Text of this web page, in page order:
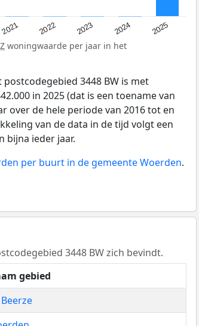
2021 2022 2023 2024 2025
woningwaarde per jaar in het
3448 BW is met
in 2025 (dat is een toename van
over de hele periode van 2016 tot en
van de data in de tijd volgt een
bijna ieder jaar.
per buurt in de gemeente Woerden.
3448 BW zich bevindt.
gebied